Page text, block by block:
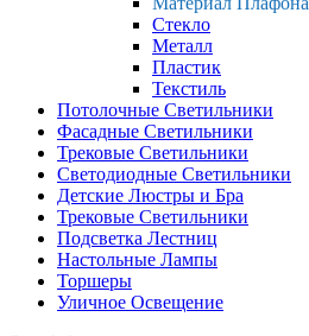
Стекло
Металл
Пластик
Текстиль
Потолочные Светильники
Фасадные Светильники
Трековые Светильники
Светодиодные Светильники
Детские Люстры и Бра
Трековые Светильники
Подсветка Лестниц
Настольные Лампы
Торшеры
Уличное Освещение